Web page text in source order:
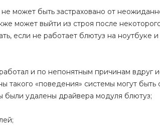
может быть застраховано от
может выйти из строя после
если не работает блютуз на ноутбуке
и по непонятным причинам вдруг
такого «поведения» системы могут
были удалены драйвера модуля блютуз;